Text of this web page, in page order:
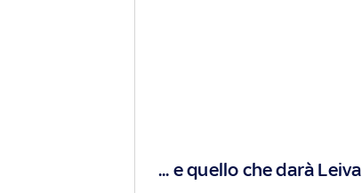
... e quello che darà Leiva